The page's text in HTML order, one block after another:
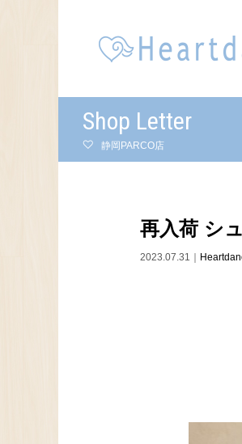
Shop Letter
静岡PARCO店
再入荷 シ
2023.07.31｜